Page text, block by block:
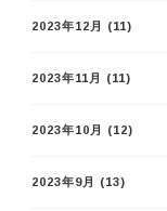
2023年12月 (11)
2023年11月 (11)
2023年10月 (12)
2023年9月 (13)